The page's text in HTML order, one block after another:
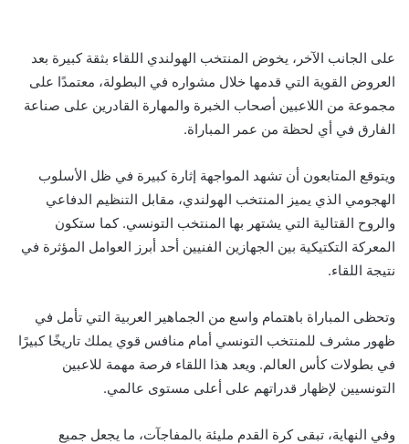
على الجانب الآخر، يخوض المنتخب الهولندي اللقاء بثقة كبيرة بعد
العروض القوية التي قدمها خلال مشواره في البطولة، معتمدًا على
مجموعة من اللاعبين أصحاب الخبرة والمهارة القادرين على صناعة
الفارق في أي لحظة من عمر المباراة.
ويتوقع المتابعون أن تشهد المواجهة إثارة كبيرة في ظل الأسلوب
الهجومي الذي يميز المنتخب الهولندي، مقابل التنظيم الدفاعي
والروح القتالية التي يشتهر بها المنتخب التونسي. كما ستكون
المعركة التكتيكية بين الجهازين الفنيين أحد أبرز العوامل المؤثرة في
نتيجة اللقاء.
وتحظى المباراة باهتمام واسع من الجماهير العربية التي تأمل في
ظهور مشرف للمنتخب التونسي أمام منافس قوي يملك تاريخًا كبيرًا
في بطولات كأس العالم. ويعد هذا اللقاء فرصة مهمة للاعبين
التونسيين لإظهار قدراتهم على أعلى مستوى عالمي.
وفي النهاية، تبقى كرة القدم مليئة بالمفاجآت، ما يجعل جميع